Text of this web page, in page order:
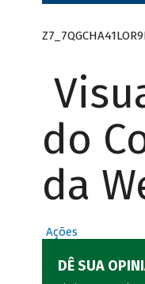
do
da
Ações
DÊ SUA